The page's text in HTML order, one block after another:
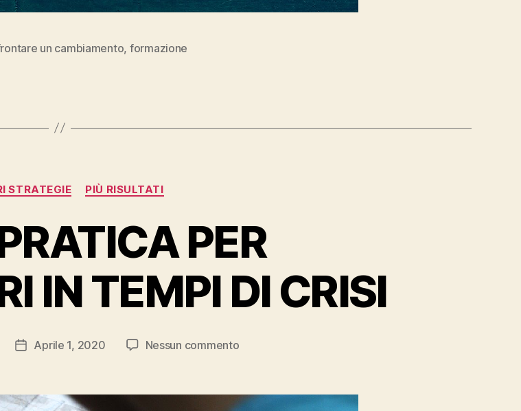
un cambiamento, formazione
Categorie
STRATEGIE PIÙ RISULTATI
PER
IN TEMPI DI CRISI
DataAprile 1, 2020 Nessun commentosu
PER